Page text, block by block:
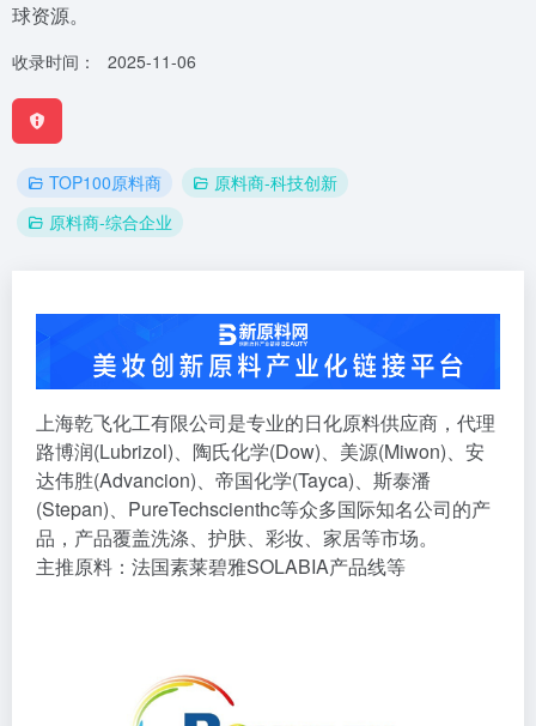
球资源。
收录时间： 2025-11-06
TOP100原料商
原料商-科技创新
原料商-综合企业
上海乾飞化工有限公司是专业的日化原料供应商，代理
路博润(Lubrizol)、陶氏化学(Dow)、美源(Miwon)、安
达伟胜(Advancion)、帝国化学(Tayca)、斯泰潘
(Stepan)、PureTechscienthc等众多国际知名公司的产
品，产品覆盖洗涤、护肤、彩妆、家居等市场。
主推原料：法国素莱碧雅SOLABIA产品线等